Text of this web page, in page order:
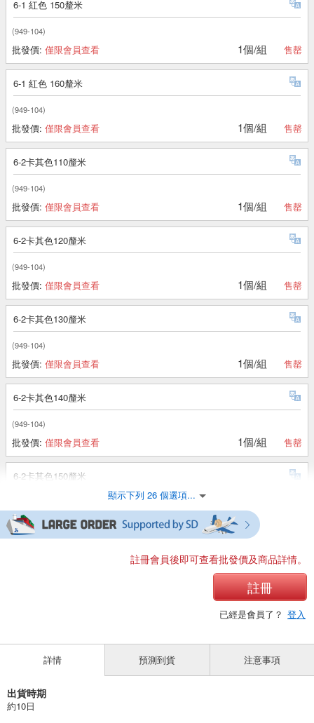
6-1 紅色 150釐米
(949-104)
批發價: 僅限會員查看 1個/組 售罄
6-1 紅色 160釐米
(949-104)
批發價: 僅限會員查看 1個/組 售罄
6-2卡其色110釐米
(949-104)
批發價: 僅限會員查看 1個/組 售罄
6-2卡其色120釐米
(949-104)
批發價: 僅限會員查看 1個/組 售罄
6-2卡其色130釐米
(949-104)
批發價: 僅限會員查看 1個/組 售罄
6-2卡其色140釐米
(949-104)
批發價: 僅限會員查看 1個/組 售罄
6-2卡其色150釐米
批發價: 僅限會員查看 1個/組
1個/組 售罄
(949-104)
1個/組 有庫存
6-3深藍色120釐米
顯示下列 26 個選項...
註冊會員後即可查看批發價及商品詳情。
註冊
已經是會員了？ 登入
詳情
出貨時期
約10日
預測到貨 注意事項